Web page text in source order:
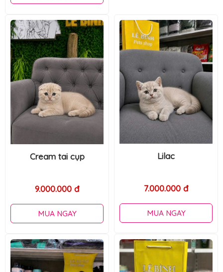
Lilac
7.000.000 đ
MUA NGAY
Lilac tai cụp chân lùn
14.000.000 đ
MUA NGAY